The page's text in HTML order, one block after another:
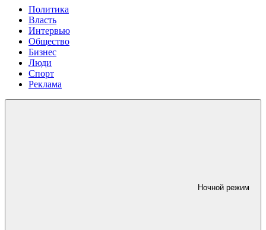
Политика
Власть
Интервью
Общество
Бизнес
Люди
Спорт
Реклама
Ночной режим